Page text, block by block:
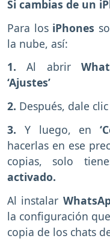
Si cambias de un
Para los iPhones
la nube, así:
1. Al abrir
‘Ajustes’
2. Después, dale
3. Y luego, en
hacerlas en ese
copias, solo
activado.
Al instalar
la configuración
copia de los chats